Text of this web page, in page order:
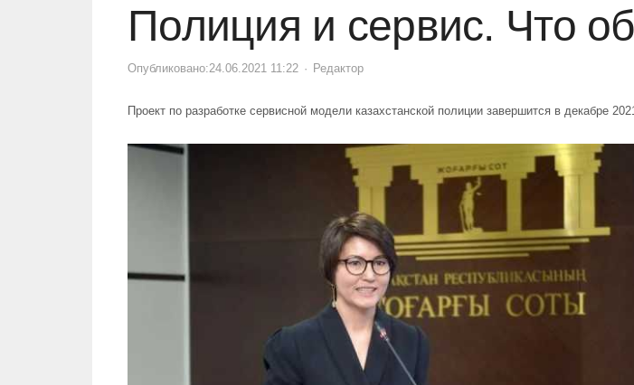
Полиция и сервис. Что
Опубликовано:24.06.2021 11:22 Author
Редактор
Проект по разработке сервисной модели казахстанской полиции завершится в декабре